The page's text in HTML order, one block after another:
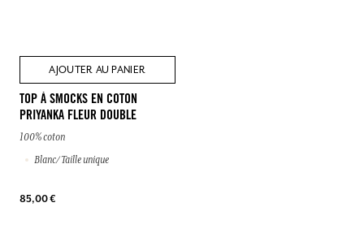
AJOUTER AU PANIER
TOP À SMOCKS EN COTON
PRIYANKA FLEUR DOUBLE
100% coton
Blanc/ Taille unique
85,00 €